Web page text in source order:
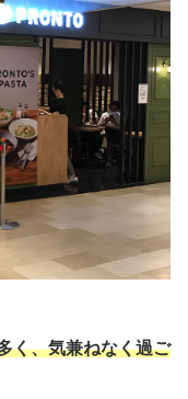
く、気兼ねなく過ご